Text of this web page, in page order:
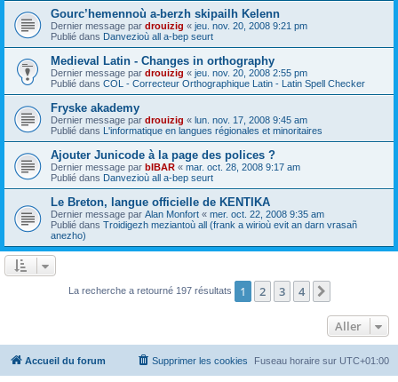
Gourc’hemennoù a-berzh skipailh Kelenn
Dernier message par drouizig « jeu. nov. 20, 2008 9:21 pm
Publié dans Danvezioù all a-bep seurt
Medieval Latin - Changes in orthography
Dernier message par drouizig « jeu. nov. 20, 2008 2:55 pm
Publié dans COL - Correcteur Orthographique Latin - Latin Spell Checker
Fryske akademy
Dernier message par drouizig « lun. nov. 17, 2008 9:45 am
Publié dans L'informatique en langues régionales et minoritaires
Ajouter Junicode à la page des polices ?
Dernier message par bIBAR « mar. oct. 28, 2008 9:17 am
Publié dans Danvezioù all a-bep seurt
Le Breton, langue officielle de KENTIKA
Dernier message par Alan Monfort « mer. oct. 22, 2008 9:35 am
Publié dans Troidigezh meziantoù all (frank a wirioù evit an darn vrasañ
anezho)
La recherche a retourné 197 résultats 1 2 3 4
Aller
Accueil du forum Fuseau horaire sur UTC+01:00
Supprimer les cookies